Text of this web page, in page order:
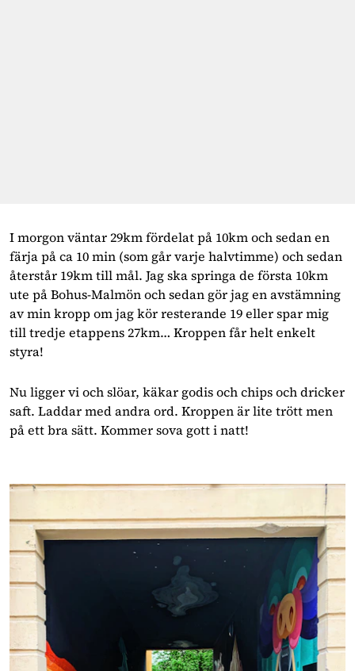
I morgon väntar 29km fördelat på 10km och sedan en
färja på ca 10 min (som går varje halvtimme) och sedan
återstår 19km till mål. Jag ska springa de första 10km
ute på Bohus-Malmön och sedan gör jag en avstämning
av min kropp om jag kör resterande 19 eller spar mig
till tredje etappens 27km… Kroppen får helt enkelt
styra!
Nu ligger vi och slöar, käkar godis och chips och dricker
saft. Laddar med andra ord. Kroppen är lite trött men
på ett bra sätt. Kommer sova gott i natt!